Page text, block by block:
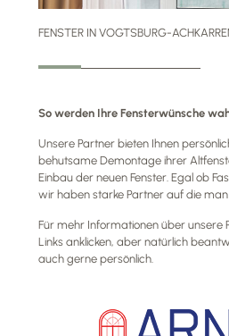
FENSTER IN VOGTSBURG-
So werden Ihre Fensterwünsche
Unsere Partner bieten Ihnen
behutsame Demontage ihrer
Einbau der neuen Fenster. Egal ob
wir haben starke Partner auf die man
Für mehr Informationen über unsere
Links anklicken, aber natürlich
auch gerne persönlich.